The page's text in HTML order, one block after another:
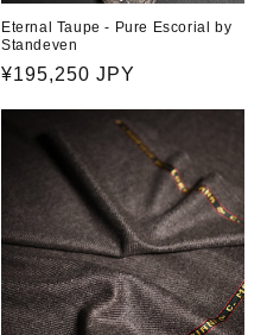
Eternal Taupe - Pure Escorial by
Standeven
通
¥195,250 JPY